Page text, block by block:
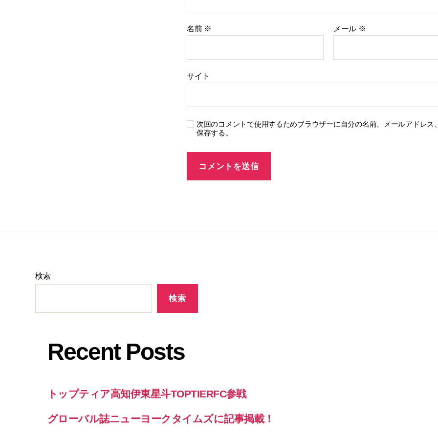
名前 ※ メール ※
サイト
次回のコメントで使用するためブラウザーに自分の名前、メールアドレス
保存する。
検索
検索
Recent Posts
トップティア高知伊東星斗TOPTIERFC参戦
グローバル誌ニューヨークタイムズに記事掲載！